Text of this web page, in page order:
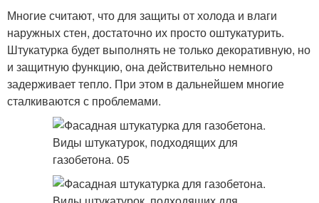
Многие считают, что для защиты от холода и влаги
наружных стен, достаточно их просто оштукатурить.
Штукатурка будет выполнять не только декоративную, но
и защитную функцию, она действительно немного
задерживает тепло. При этом в дальнейшем многие
сталкиваются с проблемами.